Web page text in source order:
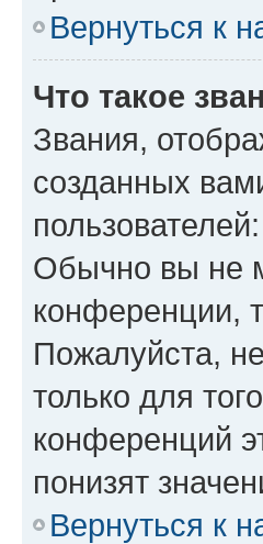
Вернуться к
Что такое
Звания,
созданных
Обычно вы не
конференции,
Пожалуйста,
только для
конференций
понизят
Вернуться к